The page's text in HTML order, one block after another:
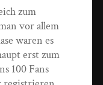
zum
vor allem
waren es
erst zum
100 Fans